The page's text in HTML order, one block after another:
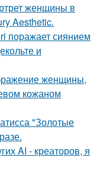
женщины в
Aesthetic.
поражает сиянием
и
женщины,
кожаном
"Золотые
AI - креаторов, я